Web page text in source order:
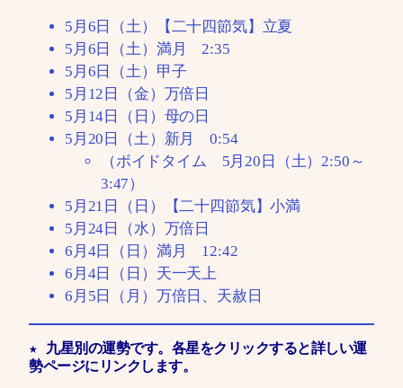
5月6日（土）【二十四節気】立夏
5月6日（土）満月 2:35
5月6日（土）甲子
5月12日（金）万倍日
5月14日（日）母の日
5月20日（土）新月 0:54
（ボイドタイム 5月20日（土）2:50～
3:47）
5月21日（日）【二十四節気】小満
5月24日（水）万倍日
6月4日（日）満月 12:42
6月4日（日）天一天上
6月5日（月）万倍日、天赦日
★ 九星別の運勢です。各星をクリックすると詳しい運
勢ページにリンクします。